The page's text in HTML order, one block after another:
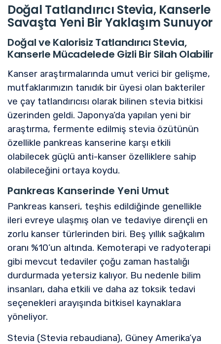
Doğal Tatlandırıcı Stevia, Kanserle
Savaşta Yeni Bir Yaklaşım Sunuyor
Doğal ve Kalorisiz Tatlandırıcı Stevia,
Kanserle Mücadelede Gizli Bir Silah Olabilir
Kanser araştırmalarında umut verici bir gelişme,
mutfaklarımızın tanıdık bir üyesi olan bakteriler
ve çay tatlandırıcısı olarak bilinen stevia bitkisi
üzerinden geldi. Japonya’da yapılan yeni bir
araştırma, fermente edilmiş stevia özütünün
özellikle pankreas kanserine karşı etkili
olabilecek güçlü anti-kanser özelliklere sahip
olabileceğini ortaya koydu.
Pankreas Kanserinde Yeni Umut
Pankreas kanseri, teşhis edildiğinde genellikle
ileri evreye ulaşmış olan ve tedaviye dirençli en
zorlu kanser türlerinden biri. Beş yıllık sağkalım
oranı %10’un altında. Kemoterapi ve radyoterapi
gibi mevcut tedaviler çoğu zaman hastalığı
durdurmada yetersiz kalıyor. Bu nedenle bilim
insanları, daha etkili ve daha az toksik tedavi
seçenekleri arayışında bitkisel kaynaklara
yöneliyor.
Stevia (Stevia rebaudiana), Güney Amerika’ya